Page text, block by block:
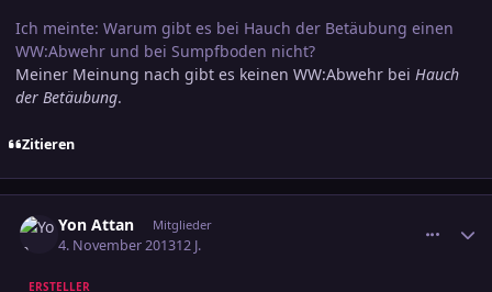
Ich meinte: Warum gibt es bei Hauch der Betäubung einen
WW:Abwehr und bei Sumpfboden nicht?
Meiner Meinung nach gibt es keinen WW:Abwehr bei Hauch
der Betäubung.
Zitieren
Yon Attan Mitglieder
4. November 201312 J.
ERSTELLER